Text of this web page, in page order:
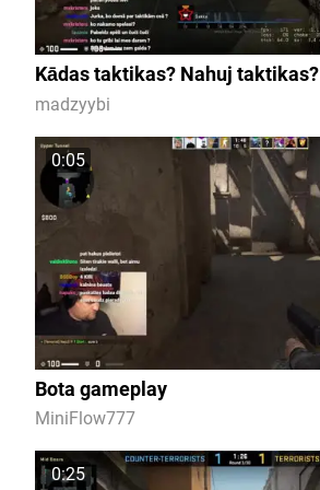
Kādas taktikas? Nahuj taktikas?
madzyybi
0:05
Bota gameplay
MiniFlow777
0:25